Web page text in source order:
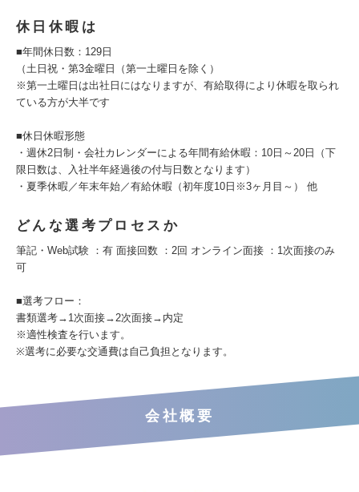
休日休暇は
■年間休日数：129日
（土日祝・第3金曜日（第一土曜日を除く）
※第一土曜日は出社日にはなりますが、有給取得により休暇を取られ
ている方が大半です
■休日休暇形態
・週休2日制・会社カレンダーによる年間有給休暇：10日～20日（下
限日数は、入社半年経過後の付与日数となります）
・夏季休暇／年末年始／有給休暇（初年度10日※3ヶ月目～） 他
どんな選考プロセスか
筆記・Web試験 ：有 面接回数 ：2回 オンライン面接 ：1次面接のみ
可
■選考フロー：
書類選考→1次面接→2次面接→内定
※適性検査を行います。
※選考に必要な交通費は自己負担となります。
会社概要